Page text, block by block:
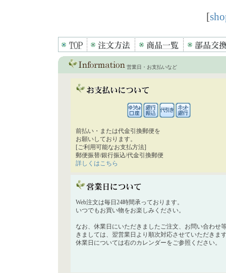
[
営業日・お支払いなど
前払い・または代金引換郵便を
お願いしております。
[ご利用可能なお支払方法]
郵便振替/銀行振込/代金引換郵便
詳しくはこちら
Web注文は毎日24時間承っております。
いつでもお買い物をお楽しみください。
なお、休業日にいただきましたご注文、お問い合わせ
きましては、翌営業日より順次対応させていただきま
休業日については右のカレンダーをご参照ください。